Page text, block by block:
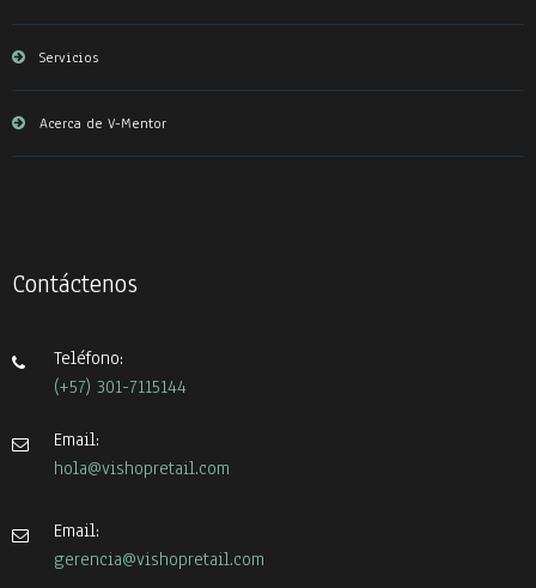
Servicios
Acerca de V-Mentor
Contáctenos
Teléfono:
(+57) 301-7115144
Email:
hola@vishopretail.com
Email:
gerencia@vishopretail.com